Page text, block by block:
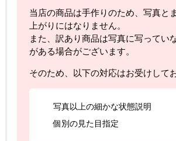
当店の商品は手作りのため、写真と
上がりにはなりません。
また、訳あり商品は写真に写ってい
がある場合がございます。
そのため、以下の対応はお受けして
写真以上の細かな状態説明
個別の見た目指定